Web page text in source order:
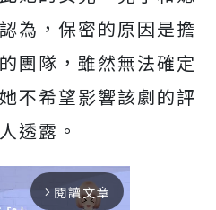
為，保密的原因是擔
團隊，雖然無法確定
不希望影響該劇的評
透露。
arrow_forward_ios 閱讀文章